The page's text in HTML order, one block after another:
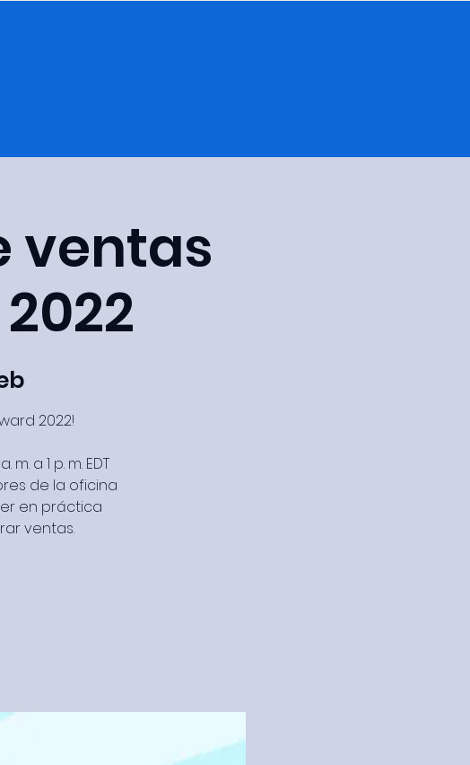
ventas
2022!
a 1 p. m. EDT
de la oficina
en práctica